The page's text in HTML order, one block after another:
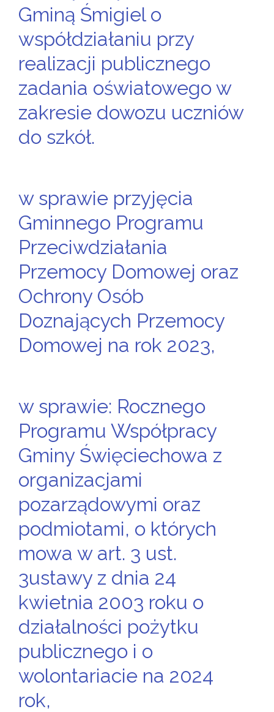
Gminą Śmigiel o
współdziałaniu przy
realizacji publicznego
zadania oświatowego w
zakresie dowozu uczniów
do szkół.
w sprawie przyjęcia
Gminnego Programu
Przeciwdziałania
Przemocy Domowej oraz
Ochrony Osób
Doznających Przemocy
Domowej na rok 2023,
w sprawie: Rocznego
Programu Współpracy
Gminy Święciechowa z
organizacjami
pozarządowymi oraz
podmiotami, o których
mowa w art. 3 ust.
3ustawy z dnia 24
kwietnia 2003 roku o
działalności pożytku
publicznego i o
wolontariacie na 2024
rok,